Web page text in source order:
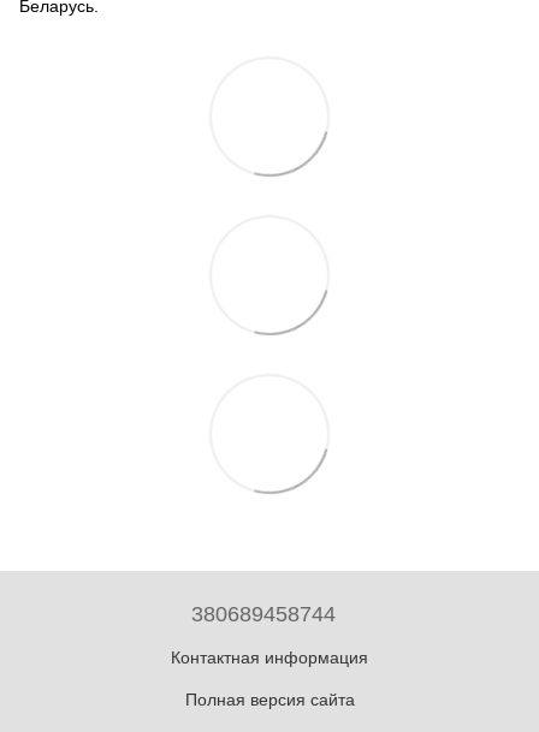
Беларусь.
380689458744
Контактная информация
Полная версия сайта